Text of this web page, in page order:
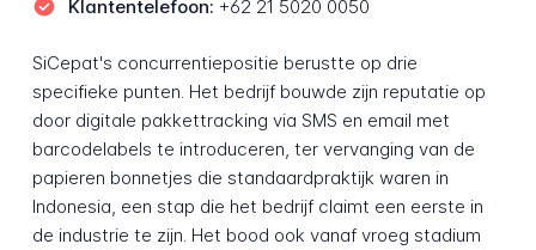
Klantentelefoon: +62 21 5020 0050
SiCepat's concurrentiepositie berustte op drie
specifieke punten. Het bedrijf bouwde zijn reputatie op
door digitale pakkettracking via SMS en email met
barcodelabels te introduceren, ter vervanging van de
papieren bonnetjes die standaardpraktijk waren in
Indonesia, een stap die het bedrijf claimt een eerste in
de industrie te zijn. Het bood ook vanaf vroeg stadium